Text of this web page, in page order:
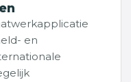
en